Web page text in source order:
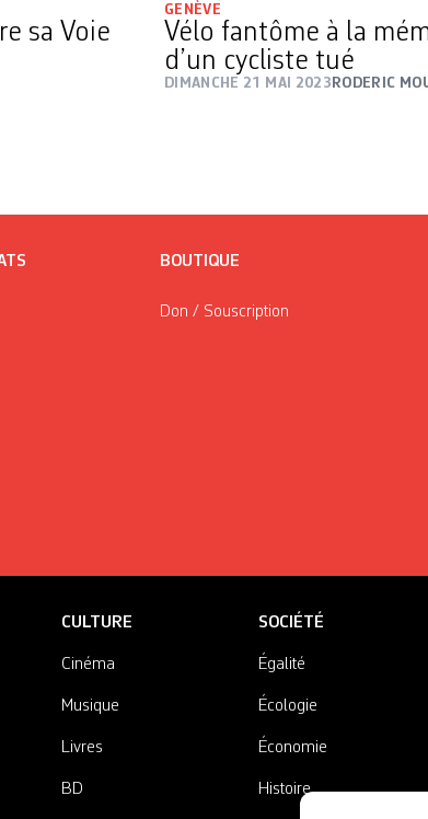
sa Voie
GENÈVE
Vélo fantôme à la
d’un cycliste tué
DIMANCHE 21 MAI 2023 RODERIC
BOUTIQUE
Don / Souscription
CULTURE
Cinéma
Musique
Livres
BD
SOCIÉTÉ
Égalité
Écologie
Économie
Histoire